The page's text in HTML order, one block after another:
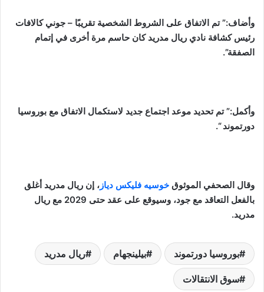
وأضاف:” تم الاتفاق على الشروط الشخصية تقريبًا – جوني كالافات
رئيس كشافة نادي ريال مدريد كان حاسم مرة أخرى في إتمام
الصفقة”.
وأكمل:” تم تحديد موعد اجتماع جديد لاستكمال الاتفاق مع بوروسيا
دورتموند “.
وقال الصحفي الموثوق خوسيه فليكس دياز ، إن ريال مدريد أغلق
بالفعل التعاقد مع جود، وسيوقع على عقد حتى 2029 مع ريال
مدريد.
بوروسيا دورتموند بيلينجهام ريال مدريد
سوق الانتقالات